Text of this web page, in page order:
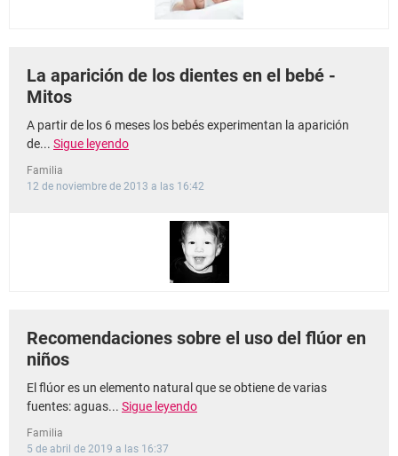
La aparición de los dientes en el bebé -
Mitos
A partir de los 6 meses los bebés experimentan la aparición
de... Sigue leyendo
Familia
12 de noviembre de 2013 a las 16:42
Recomendaciones sobre el uso del flúor en
niños
El flúor es un elemento natural que se obtiene de varias
fuentes: aguas... Sigue leyendo
Familia
5 de abril de 2019 a las 16:37